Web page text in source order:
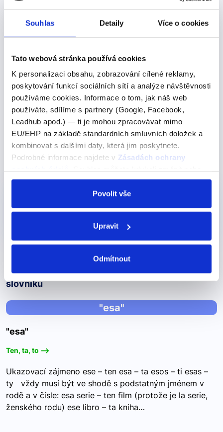
Souhlas Detaily Více o cookies
Tato webová stránka používá cookies
K personalizaci obsahu, zobrazování cílené reklamy,
poskytování funkcí sociálních sítí a analýze návštěvnosti
používáme cookies. Informace o tom, jak náš web
používáte, sdílíme s partnery (Google, Facebook,
Leadhub apod.) — ti je mohou zpracovávat mimo
EU/EHP na základě standardních smluvních doložek a
kombinovat s dalšími daty, která jim poskytnete.
Podrobné informace najdete v Zásadách ochrany
odvolat v nastavení cookies, případně se obrátit na
Povolit vše
Upravit
Odmítnout
Shrnutí
"Any" se používá votázkách ,záporných
větách a podmínkových větách.
"Some" se používá vkladnýchvětách.
Pro začátečníky
Online kurz - Angličtina od nuly
450 Kč
Další výrazy nebo fráze v této kategorii našeho
slovníku
"esa"
"esa"
Ten, ta, to -->
Ukazovací zájmeno ese – ten esa – ta esos – ti esas –
ty vždy musí být ve shodě s podstatným jménem v
rodě a v čísle: esa serie – ten film (protože je la serie,
ženského rodu) ese libro – ta kniha…